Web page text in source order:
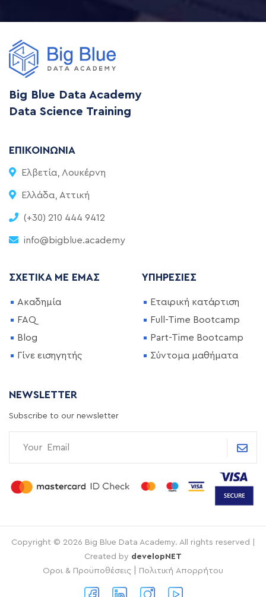
Big Blue Data Academy
Data Science Training
ΕΠΙΚΟΙΝΩΝΊΑ
Ελβετία, Λουκέρνη
Ελλάδα, Αττική
(+30) 210 444 9412
info@bigblue.academy
ΣΧΕΤΙΚΆ ΜΕ ΕΜΆΣ
Ακαδημία
FAQ
Blog
Γίνε εισηγητής
ΥΠΗΡΕΣΊΕΣ
Εταιρική κατάρτιση
Full-Time Bootcamp
Part-Time Bootcamp
Σύντομα μαθήματα
NEWSLETTER
Subscribe to our newsletter
Copyright © 2026 Big Blue Data Academy. All rights reserved |
Created by developNET
Οροι & Προϋποθέσεις
Πολιτική Απορρήτου